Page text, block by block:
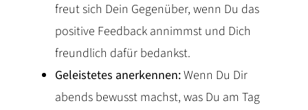
freut sich Dein Gegenüber, wenn Du das
positive Feedback annimmst und Dich
freundlich dafür bedankst.
Geleistetes anerkennen:Wenn Du Dir
abends bewusst machst, was Du am Tag